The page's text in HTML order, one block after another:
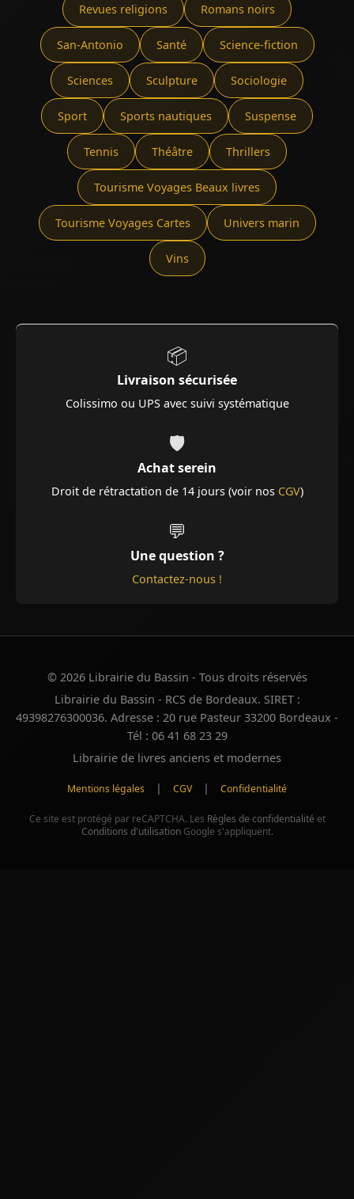
Revues religions Romans noirs
San-Antonio Santé Science-fiction
Sciences Sculpture Sociologie
Sport Sports nautiques Suspense
Tennis Théâtre Thrillers
Tourisme Voyages Beaux livres
Tourisme Voyages Cartes Univers marin
Vins
📦
Livraison sécurisée
Colissimo ou UPS avec suivi systématique
🛡️
Achat serein
Droit de rétractation de 14 jours (voir nos CGV)
💬
Une question ?
Contactez-nous !
© 2026 Librairie du Bassin - Tous droits réservés
Librairie du Bassin - RCS de Bordeaux. SIRET :
49398276300036. Adresse : 20 rue Pasteur 33200 Bordeaux -
Tél : 06 41 68 23 29
Librairie de livres anciens et modernes
Mentions légales | CGV | Confidentialité
Ce site est protégé par reCAPTCHA. Les Règles de confidentialité et
Conditions d'utilisationGoogle s'appliquent.